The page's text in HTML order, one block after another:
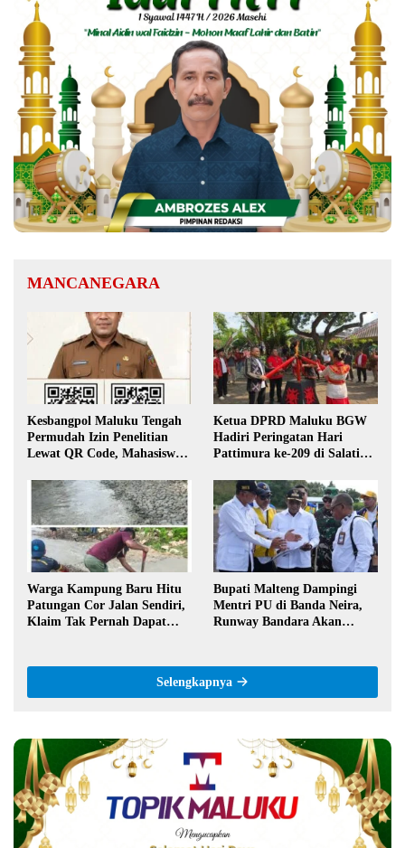
MANCANEGARA
Kesbangpol Maluku Tengah
Permudah Izin Penelitian
Lewat QR Code, Mahasiswa
Ketua DPRD Maluku BGW
Hadiri Peringatan Hari
Pattimura ke-209 di Salatiga,
Orang Basudara
Warga Kampung Baru Hitu
Patungan Cor Jalan Sendiri,
Klaim Tak Pernah Dapat
Bupati Malteng Dampingi
Mentri PU di Banda Neira,
Runway Bandara Akan
Selengkapnya